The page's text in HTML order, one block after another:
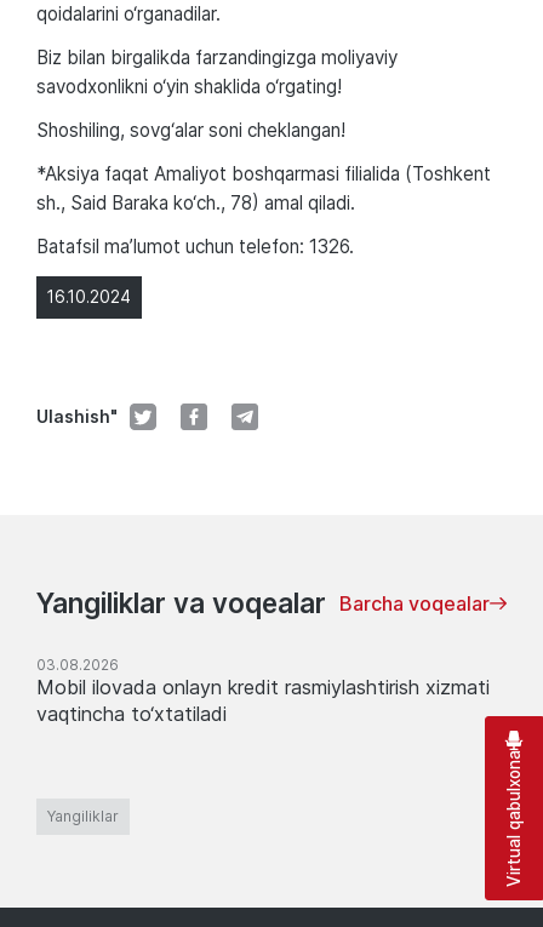
16.10.2024
Ulashish"
qoidalarini o‘rganadilar.
Biz bilan birgalikda farzandingizga moliyaviy
savodxonlikni o‘yin shaklida o‘rgating!
Shoshiling, sovg‘alar soni cheklangan!
*Aksiya faqat Amaliyot boshqarmasi filialida (Toshkent
sh., Said Baraka ko‘ch., 78) amal qiladi.
Batafsil maʼlumot uchun telefon: 1326.
Yangiliklar va voqealar Barcha voqealar
03.08.2026
Mobil ilovada onlayn kredit rasmiylashtirish xizmati
vaqtincha to‘xtatiladi
Yangiliklar Virtual qabulxona